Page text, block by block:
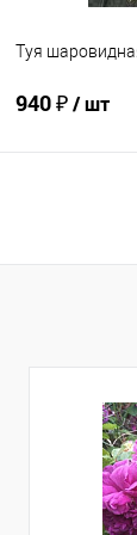
Туя
940 ₽/ шт
Купить в 1